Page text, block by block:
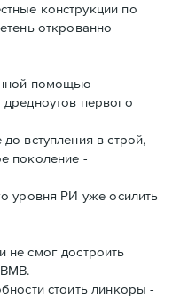
конструкции по
открованно
помощью
дредноутов первого
вступления в строй,
поколение -
уровня РИ уже осилить
смог достроить
стоить линкоры -